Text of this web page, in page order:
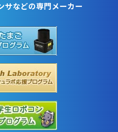
サなどの専門メーカー